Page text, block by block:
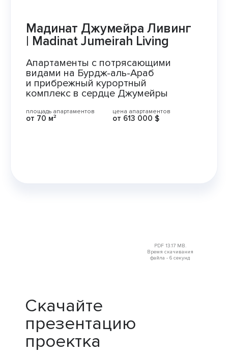
Мадинат Джумейра Ливинг
| Madinat Jumeirah Living
Апартаменты с потрясающими
видами на Бурдж-аль-Араб
и прибрежный курортный
комплекс в сердце Джумейры
площадь апартаментов
от 70 м²
цена апартаментов
от 613 000 $
PDF 13.17 MB.
Время скачивания
файла - 6 секунд
Скачайте
презентацию
проектка